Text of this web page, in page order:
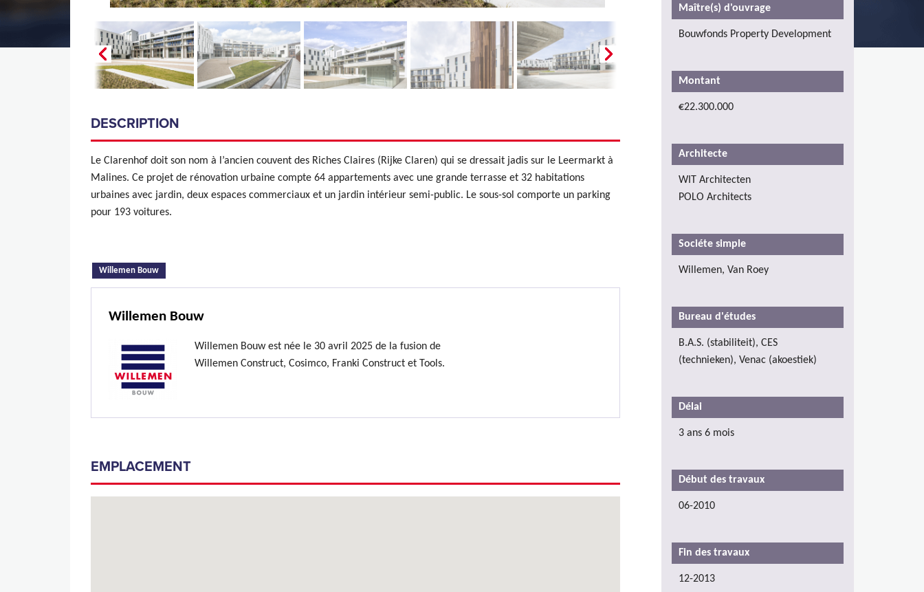
DESCRIPTION
Le Clarenhof doit son nom à l’ancien couvent des Riches Claires (Rijke Claren) qui se dressait jadis sur le Leermarkt à
Malines. Ce projet de rénovation urbaine compte 64 appartements avec une grande terrasse et 32 habitations
urbaines avec jardin, deux espaces commerciaux et un jardin intérieur semi-public. Le sous-sol comporte un parking
pour 193 voitures.
Willemen Bouw
Willemen Bouw
Willemen Bouw est née le 30 avril 2025 de la fusion de
Willemen Construct, Cosimco, Franki Construct et Tools.
EMPLACEMENT
Maître(s) d'ouvrage
Bouwfonds Property Development
Montant
€22.300.000
Architecte
WIT Architecten
POLO Architects
Sociéte simple
Willemen, Van Roey
Bureau d'études
B.A.S. (stabiliteit), CES
(technieken), Venac (akoestiek)
Délai
3 ans 6 mois
Début des travaux
06-2010
Fin des travaux
12-2013